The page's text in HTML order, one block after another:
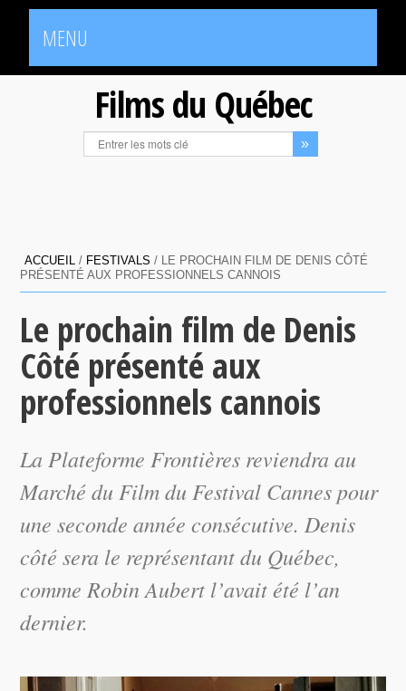
MENU
Films du Québec
ACCUEIL / FESTIVALS / LE PROCHAIN FILM DE DENIS CÔTÉ
PRÉSENTÉ AUX PROFESSIONNELS CANNOIS
Le prochain film de Denis
Côté présenté aux
professionnels cannois
La Plateforme Frontières reviendra au
Marché du Film du Festival Cannes pour
une seconde année consécutive. Denis
côté sera le représentant du Québec,
comme Robin Aubert l’avait été l’an
dernier.